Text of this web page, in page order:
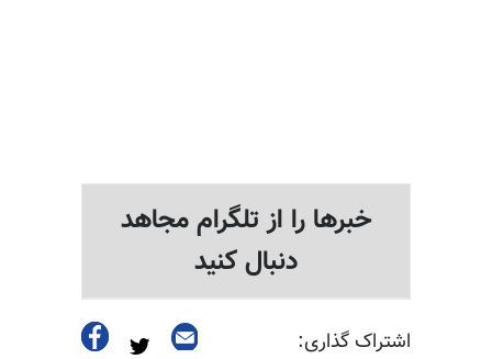
خبرها را از تلگرام مجاهد
دنبال کنید
اشتراک گذاری: